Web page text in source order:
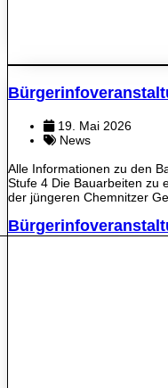
19. Mai 2026
News
Alle Informationen zu den
Stufe 4 Die Bauarbeiten zu
der jüngeren Chemnitzer